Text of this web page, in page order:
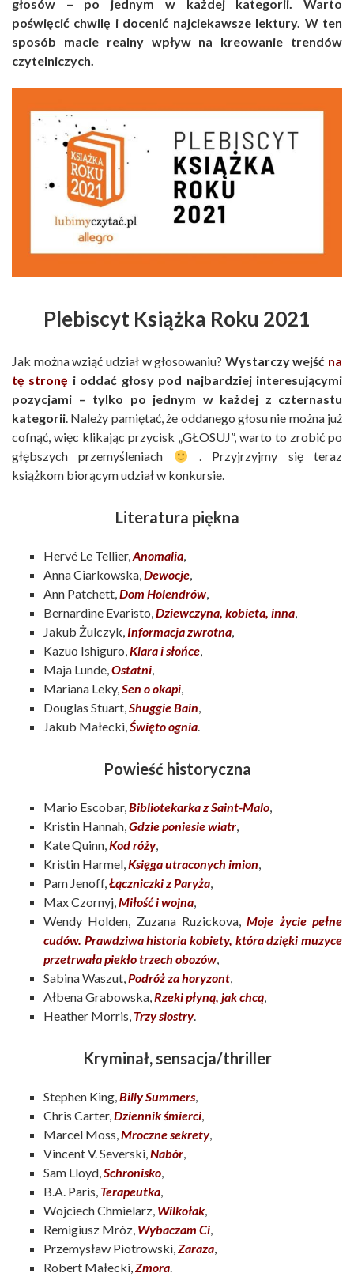
głosów – po jednym w każdej kategorii. Warto
poświęcić chwilę i docenić najciekawsze lektury. W ten
sposób macie realny wpływ na kreowanie trendów
czytelniczych.
Plebiscyt Książka Roku 2021
Jak można wziąć udział w głosowaniu? Wystarczy wejść na
tę stronę i oddać głosy pod najbardziej interesującymi
pozycjami – tylko po jednym w każdej z czternastu
kategorii. Należy pamiętać, że oddanego głosu nie można już
cofnąć, więc klikając przycisk „GŁOSUJ”, warto to zrobić po
głębszych przemyśleniach
. Przyjrzyjmy się teraz
książkom biorącym udział w konkursie.
Literatura piękna
Hervé Le Tellier,Anomalia,
Anna Ciarkowska,Dewocje,
Ann Patchett,Dom Holendrów,
Bernardine Evaristo,Dziewczyna, kobieta, inna,
Jakub Żulczyk, Informacja zwrotna,
Kazuo Ishiguro,Klara i słońce,
Maja Lunde,Ostatni,
Mariana Leky,Sen o okapi,
Douglas Stuart,Shuggie Bain,
Jakub Małecki,Święto ognia.
Powieść historyczna
Mario Escobar,Bibliotekarka z Saint-Malo,
Kristin Hannah,Gdzie poniesie wiatr,
Kate Quinn,Kod róży,
Kristin Harmel,Księga utraconych imion,
Pam Jenoff,Łączniczki z Paryża,
Max Czornyj,Miłość i wojna,
Wendy Holden, Zuzana Ruzickova,Moje życie pełne
cudów. Prawdziwa historia kobiety, która dzięki muzyce
przetrwała piekło trzech obozów,
Sabina Waszut,Podróż za horyzont,
Ałbena Grabowska,Rzeki płyną, jak chcą,
Heather Morris, Trzy siostry.
Kryminał, sensacja/thriller
Stephen King,Billy Summers,
Chris Carter,Dziennik śmierci,
Marcel Moss,Mroczne sekrety,
Vincent V. Severski,Nabór,
Sam Lloyd,Schronisko,
B.A. Paris, Terapeutka,
Wojciech Chmielarz, Wilkołak,
Remigiusz Mróz, Wybaczam Ci,
Przemysław Piotrowski,Zaraza,
Robert Małecki,Zmora.